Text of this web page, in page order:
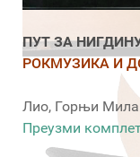
ПУТ ЗА
РОКМУЗИКА И
Лио, Горњи
Преузми